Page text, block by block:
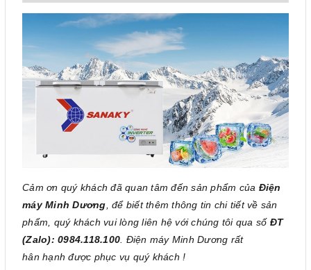
Cảm ơn quý khách đã quan tâm đến sản phẩm của Điện
máy Minh Dương , để biết thêm thông tin chi tiết về sản
phẩm, quý khách vui lòng liên hệ với chúng tôi qua số ĐT
(Zalo): 0984.118.100 . Điện máy Minh Dương rất
hân hạnh được phục vụ quý khách !